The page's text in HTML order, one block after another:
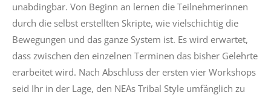
unabdingbar. Von Beginn an lernen die Teilnehmerinnen
durch die selbst erstellten Skripte, wie vielschichtig die
Bewegungen und das ganze System ist. Es wird erwartet,
dass zwischen den einzelnen Terminen das bisher Gelehrte
erarbeitet wird. Nach Abschluss der ersten vier Workshops
seid Ihr in der Lage, den NEAs Tribal Style umfänglich zu